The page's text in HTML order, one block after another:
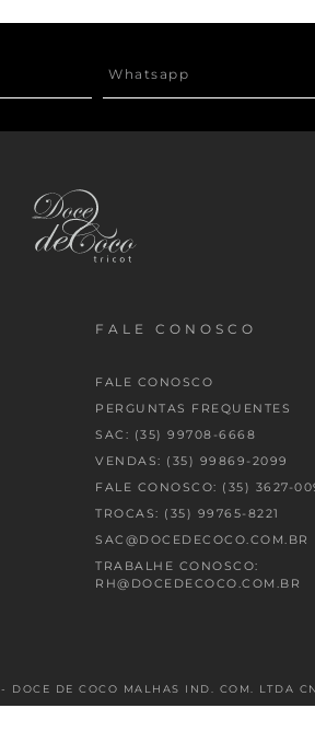
FALE CONOSCO
FALE CONOSCO
PERGUNTAS FREQUENTES
SAC: (35) 99708-6668
VENDAS: (35) 99869-2099
FALE CONOSCO: (35) 3627-
TROCAS: (35) 99765-8221
SAC@DOCEDECOCO.COM.BR
TRABALHE CONOSCO:
RH@DOCEDECOCO.COM.BR
DOCE DE COCO MALHAS IND. COM. LTDA